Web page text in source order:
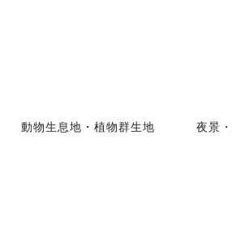
動物生息地・植物群生地 夜景